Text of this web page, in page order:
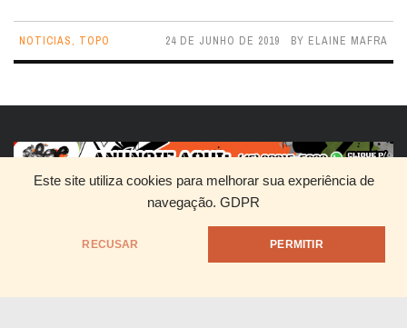
Este site utiliza cookies para melhorar sua experiência de
navegação. GDPR
RECUSAR PERMITIR
NOTICIAS, TOPO 24 DE JUNHO DE 2019 BY ELAINE MAFRA
HOME QUEM SOMOS
DIVULGUE SEU RAP